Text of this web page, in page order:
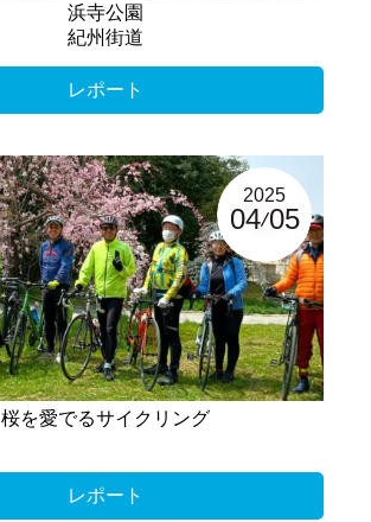
浜寺公園
紀州街道
レポート
2025
04 05
桜を愛でるサイクリング
レポート